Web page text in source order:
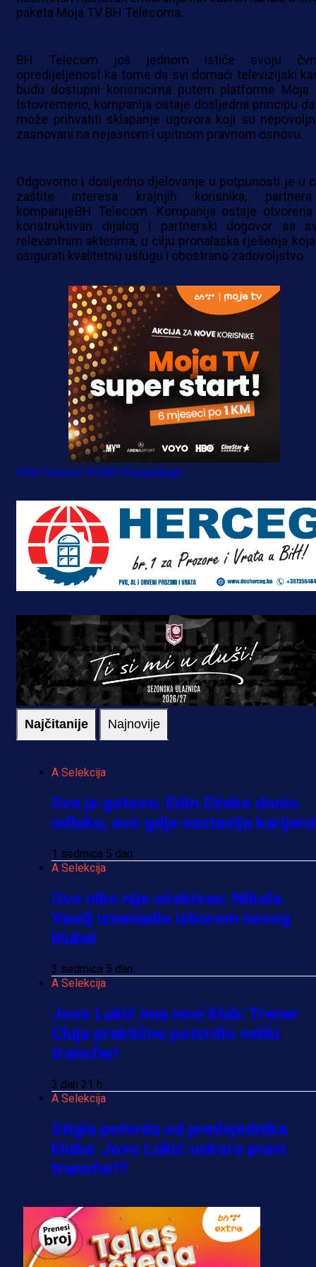
paketa Moja TV BH Telecoma.
BH Telecom još jednom ističe svoju
opredijeljenost ka tome da svi domaći televizijski
budu dostupni korisnicima putem platforme Moja
Istovremeno, kompanija ostaje dosljedna principu
može prihvatiti sklapanje ugovora koji su
zasnovani na nejasnom i upitnom pravnom osnovu.
Odgovorno i dosljedno djelovanje u potpunosti je u
zaštite interesa krajnjih korisnika,
kompanijeBH Telecom. Kompanija ostaje
konstruktivan dijalog i partnerski dogovor sa
relevantnim akterima, u cilju pronalaska rješenja
osigurati kvalitetnu uslugu i obostrano zadovoljstvo.
#BH Telecom #OBN #Saopštenje
Najčitanije Najnovije
A Selekcija
Sve je gotovo: Edin Džeko donio
odluku, evo gdje nastavlja
1 sedmica 5 dan
A Selekcija
Ovo niko nije očekivao: Nikola
Vasilj iznenadio izborom novog
kluba!
3 sedmica 5 dan
A Selekcija
Jovo Lukić ima novi klub: Trener
Cluja praktično potvrdio veliki
transfer!
3 dan 21 h
A Selekcija
Stigla potvrda od predsjednika
kluba: Jovo Lukić uskoro pravi
transfer!?
A Selekcija
Zmajevi dobili veliko pojačanje: